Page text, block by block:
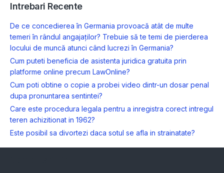
Intrebari Recente
De ce concedierea în Germania provoacă atât de multe
temeri în rândul angajaților? Trebuie să te temi de pierderea
locului de muncă atunci când lucrezi în Germania?
Cum puteti beneficia de asistenta juridica gratuita prin
platforme online precum LawOnline?
Cum poti obtine o copie a probei video dintr-un dosar penal
dupa pronuntarea sentintei?
Care este procedura legala pentru a inregistra corect intregul
teren achizitionat in 1962?
Este posibil sa divortezi daca sotul se afla in strainatate?